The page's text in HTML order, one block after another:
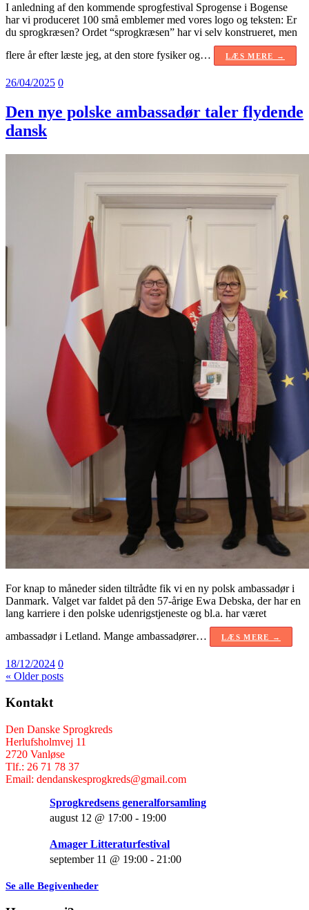
I anledning af den kommende sprogfestival Sprogense i Bogense
har vi produceret 100 små emblemer med vores logo og teksten: Er
du sprogkræsen? Ordet “sprogkræsen” har vi selv konstrueret, men
flere år efter læste jeg, at den store fysiker og…
LÆS MERE →
26/04/2025 0
Den nye polske ambassadør taler flydende
dansk
For knap to måneder siden tiltrådte fik vi en ny polsk ambassadør i
Danmark. Valget var faldet på den 57-årige Ewa Debska, der har en
lang karriere i den polske udenrigstjeneste og bl.a. har været
ambassadør i Letland. Mange ambassadører…
LÆS MERE →
18/12/2024 0
« Older posts
Kontakt
Den Danske Sprogkreds
Herlufsholmvej 11
2720 Vanløse
Tlf.: 26 71 78 37
Email: dendanskesprogkreds@gmail.com
Sprogkredsens generalforsamling
august 12 @ 17:00 - 19:00
Amager Litteraturfestival
september 11 @ 19:00 - 21:00
Se alle Begivenheder